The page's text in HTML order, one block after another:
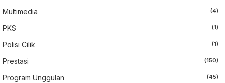
Multimedia (4)
PKS (1)
Polisi Cilik (1)
Prestasi (150)
Program Unggulan (45)